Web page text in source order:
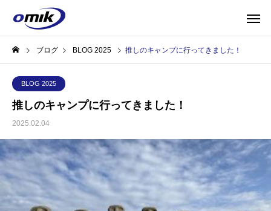
ブログ BLOG 2025 推しのキャンプに行ってきました！
BLOG 2025
推しのキャンプに行ってきました！
2025.02.04